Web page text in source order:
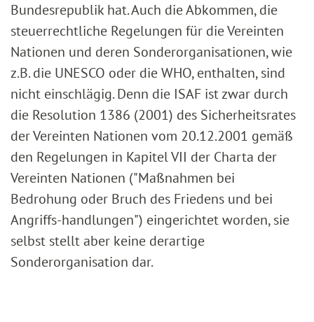
Bundesrepublik hat. Auch die Abkommen, die
steuerrechtliche Regelungen für die Vereinten
Nationen und deren Sonderorganisationen, wie
z.B. die UNESCO oder die WHO, enthalten, sind
nicht einschlägig. Denn die ISAF ist zwar durch
die Resolution 1386 (2001) des Sicherheitsrates
der Vereinten Nationen vom 20.12.2001 gemäß
den Regelungen in Kapitel VII der Charta der
Vereinten Nationen ("Maßnahmen bei
Bedrohung oder Bruch des Friedens und bei
Angriffs-handlungen") eingerichtet worden, sie
selbst stellt aber keine derartige
Sonderorganisation dar.